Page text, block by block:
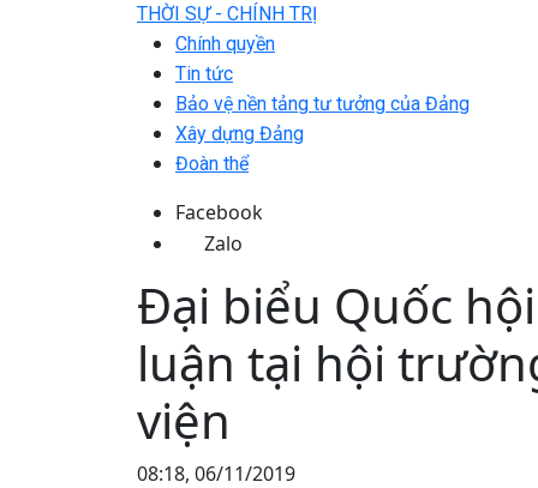
THỜI SỰ - CHÍNH TRỊ
Chính quyền
Tin tức
Bảo vệ nền tảng tư tưởng của Đảng
Xây dựng Đảng
Đoàn thể
Facebook
Zalo
Đại biểu Quốc
luận tại hội
viện
08:18, 06/11/2019